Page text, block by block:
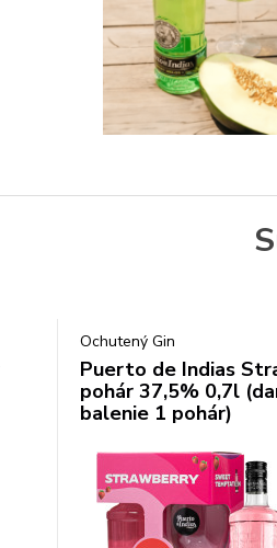
Ochutený Gin
Puerto de Indias
pohár 37,5% 0,7l
balenie 1 pohár)